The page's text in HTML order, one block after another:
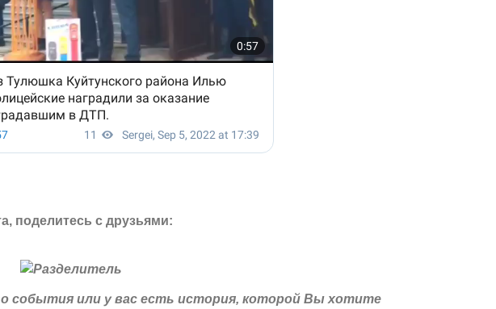
поделитесь с друзьями:
события или у вас есть история, которой Вы хотите